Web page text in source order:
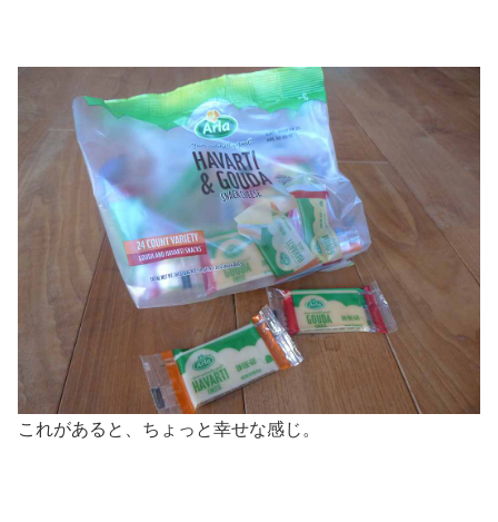
これがあると、ちょっと幸せな感じ。